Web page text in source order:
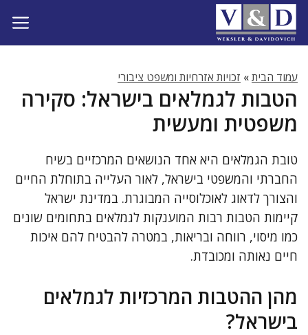
לדלג
לתוכן
עמוד הבית» זכויות אזרחיות ומשפט ציבורי
הטבות לגמלאים בישראל: סקירה
משפטית ומעשית
טובת הגמלאים היא אחד הנושאים המרכזיים בשיח
החברתי והמשפטי בישראל, לאור העלייה בתוחלת החיים
והצורך לדאוג לאוכלוסייה המבוגרת. במדינת ישראל
קיימות הטבות רבות המוענקות לגמלאים בתחומים שונים
כמו מיסוי, רווחה ובריאות, במטרה להבטיח להם איכות
חיים נאותה ומכובדת.
מהן ההטבות המרכזיות לגמלאים
בישראל?